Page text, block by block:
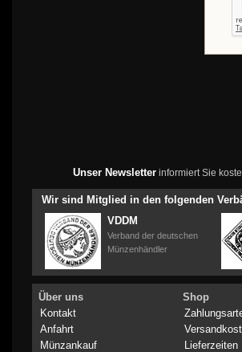
Unser Newsletterinformiert Sie
Wir sind Mitglied in den folgenden
VDDM
Verband der deutschen
Münzenhändler
Über uns
Kontakt
Anfahrt
Münzankauf
Shop
Lieferzeiten